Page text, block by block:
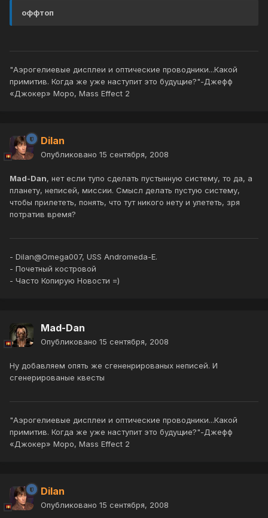
оффтоп
"Аэрогелиевые дисплеи и оптические проводники...Какой
примитив. Когда же уже наступит это будущие?"-Джефф
«Джокер» Моро, Mass Effect 2
Dilan
Опубликовано 15 сентября, 2008
Mad-Dan, нет если тупо сделать пустынную систему, то да, а
планету, неписей, миссии. Смысл делать пустую систему,
чтобы прилететь, понять, что тут никого нету и улететь, зря
потратив время?
- Dilan@Omega007, USS Andromeda-E.
- Почетный костровой
- Часто Копирую Новости =)
Mad-Dan
Опубликовано 15 сентября, 2008
Ну добавляем опять же сгененрированых неписей. И
сгенерированые квесты
"Аэрогелиевые дисплеи и оптические проводники...Какой
примитив. Когда же уже наступит это будущие?"-Джефф
«Джокер» Моро, Mass Effect 2
Dilan
Опубликовано 15 сентября, 2008